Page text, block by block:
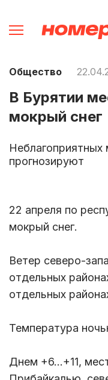
Общество
В Бурятии
мокрый снег
Неблагоприятных
прогнозируют
22 апреля по
мокрый снег.
Ветер северо-
отдельных
отдельных
Температура
Днем +6...+11,